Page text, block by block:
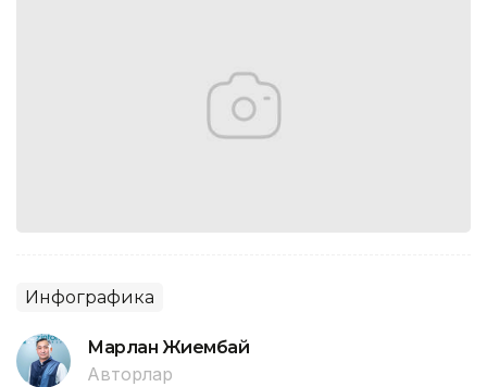
Инфографика
Марлан Жиембай
Авторлар